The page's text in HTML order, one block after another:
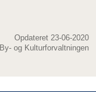
Opdateret 23-06-2020
By- og Kulturforvaltningen